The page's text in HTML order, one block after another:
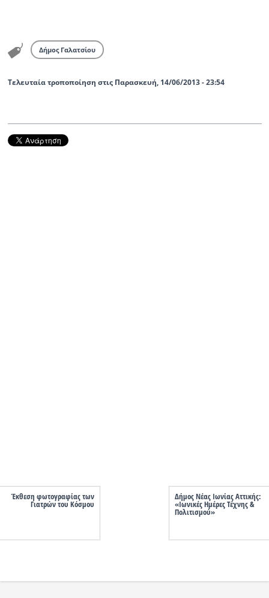
Δήμος Γαλατσίου
Τελευταία τροποποίηση στις Παρασκευή, 14/06/2013 - 23:54
Έκθεση φωτογραφίας των
Γιατρών του Κόσμου
Δήμος Νέας Ιωνίας Αττικής:
«Ιωνικές Ημέρες Τέχνης &
Πολιτισμού»